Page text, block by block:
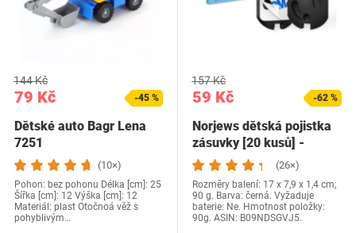
79 Kč
144 Kč
-45 %
Dětské auto Bagr Lena
7251
(10×)
Pohon: bez pohonu Délka [cm]: 25
Šířka [cm]: 12 Výška [cm]: 12
Materiál: plast Otočnoá věž s
pohyblivým…
59 Kč
157 Kč
-62 %
Norjews dětská pojistka
zásuvky [20 kusů] -
chránič zásuvky…
(26×)
Rozměry balení: 17 x 7,9 x 1,4 cm;
90 g. Barva: černá. Vyžaduje
baterie: Ne. Hmotnost položky:
90g. ASIN: B09NDSGVJ5.